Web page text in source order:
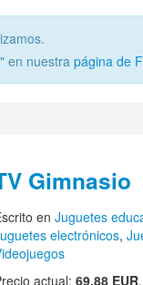
" en nuestra página de
Gimnasio
en Juguetes
electrónicos,
actual: 69.88 EUR.